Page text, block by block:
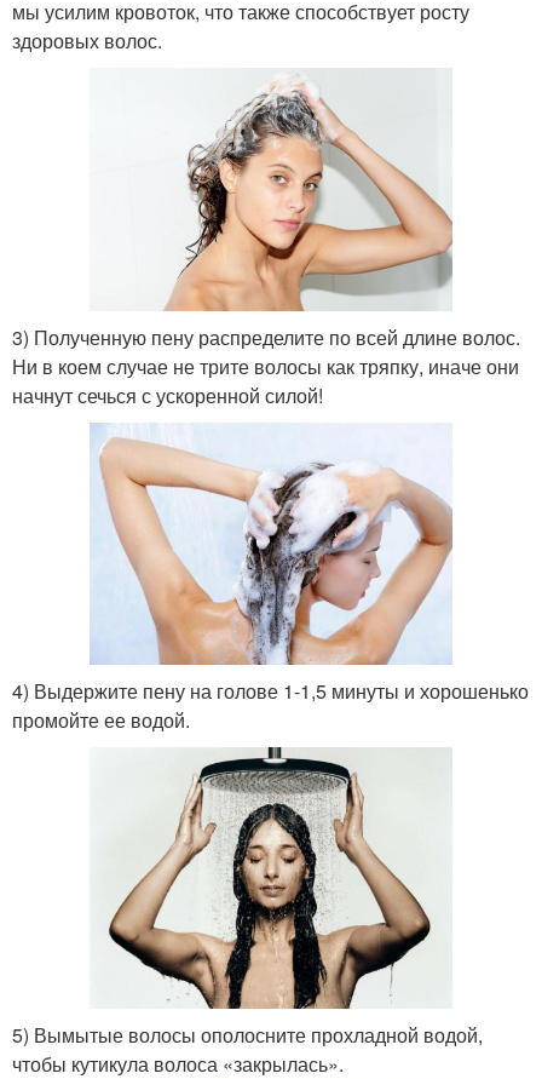
мы усилим кровоток, что также способствует росту
здоровых волос.
3) Полученную пену распределите по всей длине волос.
Ни в коем случае не трите волосы как тряпку, иначе они
начнут сечься с ускоренной силой!
4) Выдержите пену на голове 1-1,5 минуты и хорошенько
промойте ее водой.
5) Вымытые волосы ополосните прохладной водой,
чтобы кутикула волоса «закрылась».